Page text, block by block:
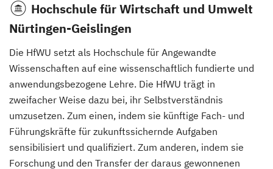
Hochschule für Wirtschaft und Umwelt
Nürtingen-Geislingen
Die HfWU setzt als Hochschule für Angewandte
Wissenschaften auf eine wissenschaftlich fundierte und
anwendungsbezogene Lehre. Die HfWU trägt in
zweifacher Weise dazu bei, ihr Selbstverständnis
umzusetzen. Zum einen, indem sie künftige Fach- und
Führungskräfte für zukunftssichernde Aufgaben
sensibilisiert und qualifiziert. Zum anderen, indem sie
Forschung und den Transfer der daraus gewonnenen